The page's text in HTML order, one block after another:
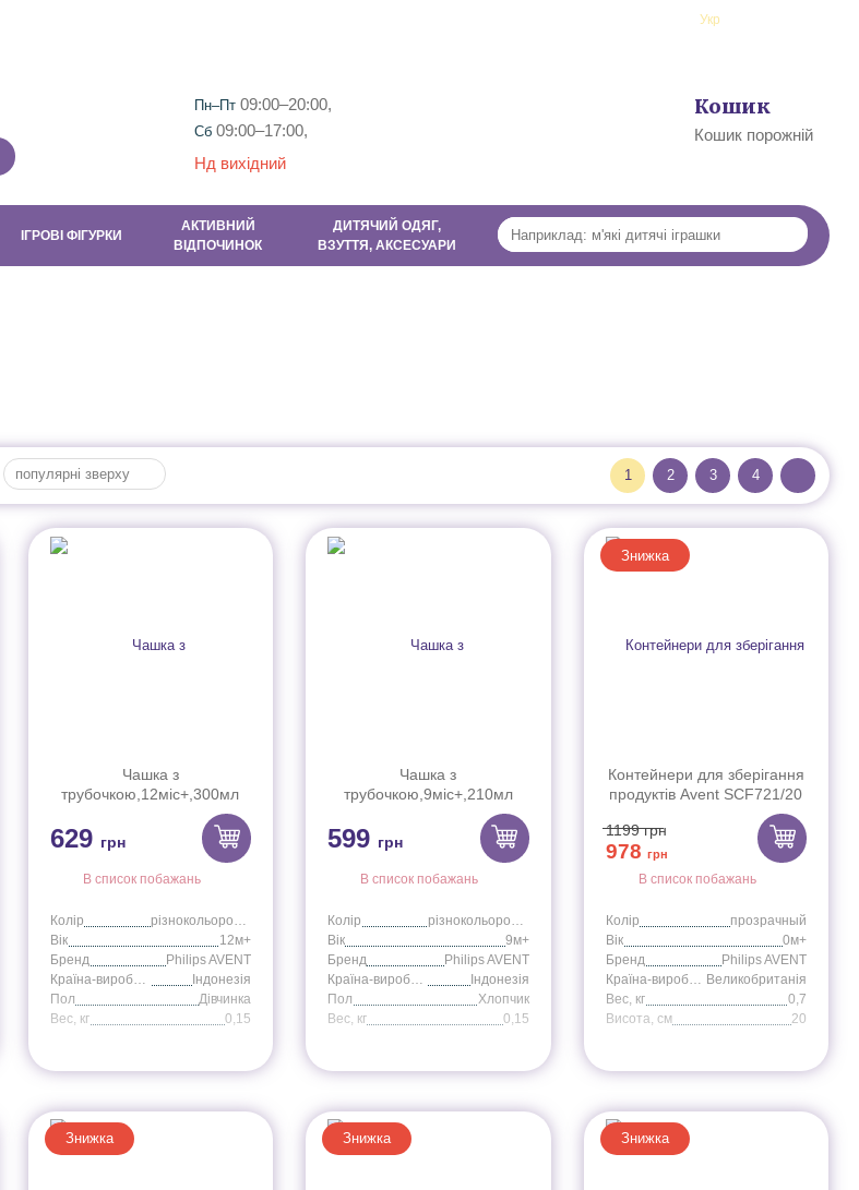
Укр
Пн–Пт 09:00–20:00,
Сб 09:00–17:00,
Нд вихідний
Кошик
Кошик порожній
ІГРОВІ ФІГУРКИ
АКТИВНИЙ
ВІДПОЧИНОК
ДИТЯЧИЙ ОДЯГ,
ВЗУТТЯ, АКСЕСУАРИ
популярні зверху 1 2 3 4
Чашка з
трубочкою,12міс+,300мл
629 грн
В список побажань
Колір
Вік
12м+
Бренд
Philips AVENT
Країна-виробник
Індонезія
Пол
Дівчинка
Вес, кг
0,15
Чашка з
трубочкою,9міс+,210мл
599 грн
В список побажань
Колір
Вік
9м+
Бренд
Philips AVENT
Індонезія
Пол
Хлопчик
Вес, кг
0,15
Знижка
Контейнери для зберігання
продуктів Avent SCF721/20
1199грн
978 грн
В список побажань
Колір
прозрачный
Вік
0м+
Бренд
Philips AVENT
Країна-виробник
Великобританія
Вес, кг
0,7
Висота, cм
20
Знижка Знижка Знижка